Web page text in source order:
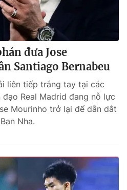
đưa Jose
Santiago Bernabeu
liên tiếp trắng tay tại các
Real Madrid đang nỗ lực
Mourinho trở lại để dẫn dắt
Nha.